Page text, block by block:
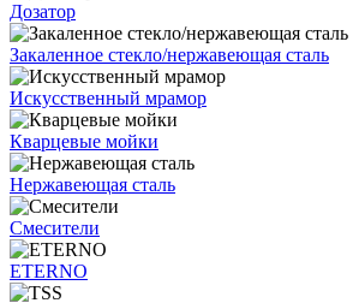
Дозатор
Закаленное стекло/нержавеющая сталь
Искусственный мрамор
Кварцевые мойки
Нержавеющая сталь
Смесители
ETERNO